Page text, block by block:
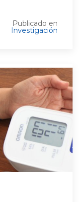
Publicado en
Investigación